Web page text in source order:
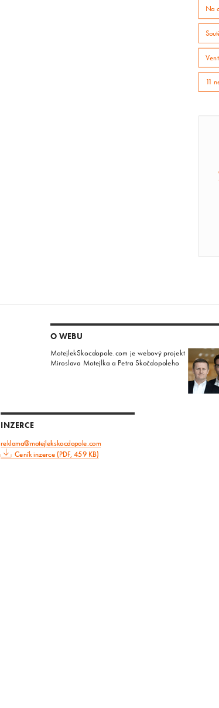
Na
11
O WEBU
MotejlekSkocdopole.com je webový projekt
Miroslava Motejlka a Petra Skočdopoleho
INZERCE
reklama@motejlekskocdopole.com
Ceník inzerce (PDF, 459 KB)